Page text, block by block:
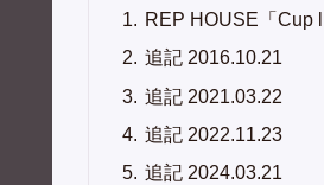
REP HOUSE「Cup
追記 2016.10.21
追記 2021.03.22
追記 2022.11.23
追記 2024.03.21